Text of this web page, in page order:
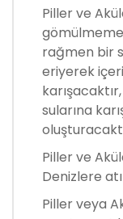
Piller ve
rağmen bir
eriyerek
sularına
Piller ve
Denizlere
Piller veya